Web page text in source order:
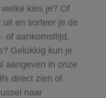
kies je? Of
en sorteer je de
of aankomsttijd,
Gelukkig kun je
aangeven in onze
direct zien of
naar